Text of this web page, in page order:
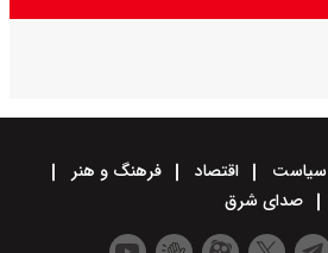
سیاست اقتصاد
فرهنگ و هنر
صدای شرق